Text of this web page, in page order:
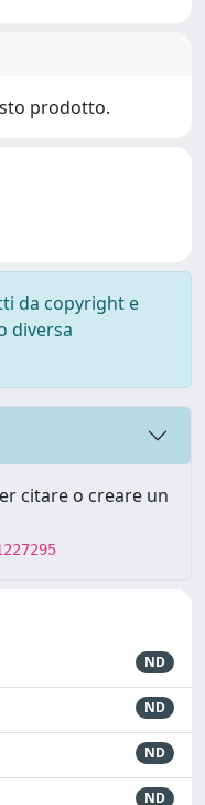
prodotto.
da copyright e
diversa
citare o creare un
ND
ND
ND
ND